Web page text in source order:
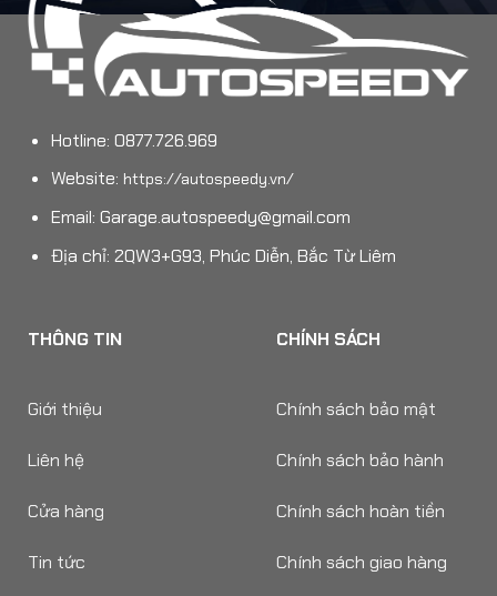
Hotline: 0877.726.969
Website: https://autospeedy.vn/
Email: Garage.autospeedy@gmail.com
Địa chỉ: 2QW3+G93, Phúc Diễn, Bắc Từ Liêm
THÔNG TIN
Giới thiệu
Liên hệ
Cửa hàng
Tin tức
CHÍNH SÁCH
Chính sách bảo mật
Chính sách bảo hành
Chính sách hoàn tiền
Chính sách giao hàng